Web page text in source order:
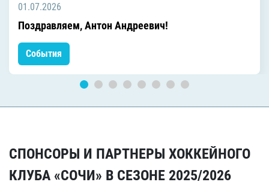
01.07.2026
Поздравляем, Антон Андреевич!
События
СПОНСОРЫ И ПАРТНЕРЫ ХОККЕЙНОГО
КЛУБА «СОЧИ» В СЕЗОНЕ 2025/2026